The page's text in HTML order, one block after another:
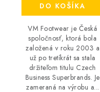
DO KOŠÍKA
VM Footwear je Česká
spoločnosť, ktorá bola
založená v roku 2003 a
už po tretíkrát sa stala
držiteľom titulu Czech
Business Superbrands. Je
zameraná na výrobu a...